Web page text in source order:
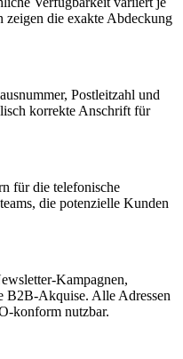
zeigen die exakte Abdeckung
Postleitzahl und
korrekte Anschrift für
für die telefonische
die potenzielle Kunden
Kampagnen,
B2B-Akquise. Alle Adressen
konform nutzbar.